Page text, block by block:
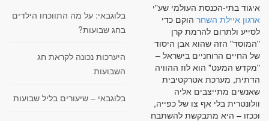
איגוד בתי-הכנסת העולמי שע"י
ארגון איילת השחר הוקם כדי
לסייע ולתרום להרמת קרן
"המוסד" הזה שהוא אבן היסוד
של החיים הרוחניים בישראל –
"מקדש המעט" הוא לוז ההוויה
הדתית, מערכת אטרקטיבית
שאנשים מתייצבים אליה
וולונטרית בלי אף צו של כפייה,
וככזו – היא מתבקשת להשתבח
בלוגבאי: על מה התווכחו הילדים
בחג שבועות?
היערכות נכונה לקראת חג
השבועות
בלוגבאי – שיעורים בליל שבועות